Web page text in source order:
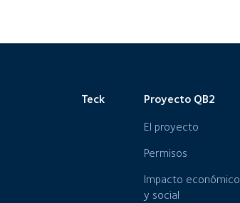
Teck Proyecto QB2
El proyecto
Permisos
Impacto económico
y social